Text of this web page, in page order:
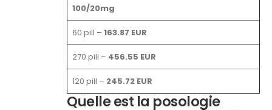
100/20mg
60 pill – 163.87 EUR
270 pill – 456.55 EUR
120 pill – 245.72 EUR
Quelle est la posologie